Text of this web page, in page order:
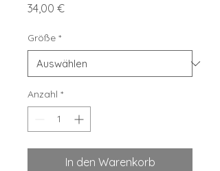
34,00 €Preis
Größe *
Anzahl *
In den Warenkorb